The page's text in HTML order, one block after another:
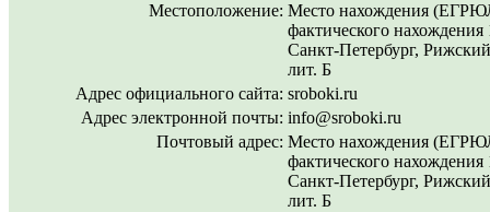
Местоположение: Место нахождения
фактического нахождения
Санкт-Петербург,
лит. Б
Адрес официального сайта: sroboki.ru
Адрес электронной почты: info@sroboki.ru
Почтовый адрес: Место нахождения
фактического нахождения
Санкт-Петербург,
лит. Б